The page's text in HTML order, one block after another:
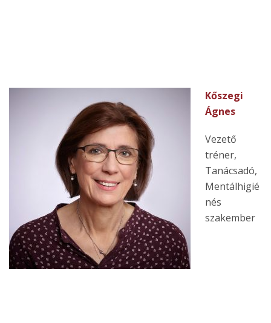
Kőszegi
Ágnes
Vezető
tréner,
Tanácsadó,
Mentálhigié
nés
szakember